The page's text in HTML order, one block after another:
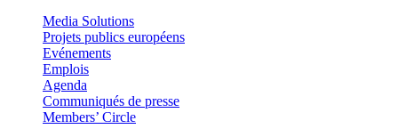
Media Solutions
Projets publics européens
Evénements
Emplois
Agenda
Communiqués de presse
Members’ Circle